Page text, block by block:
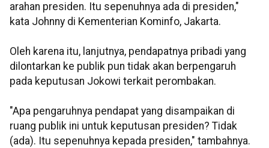
arahan presiden. Itu sepenuhnya ada di presiden,"
kata Johnny di Kementerian Kominfo, Jakarta.
Oleh karena itu, lanjutnya, pendapatnya pribadi yang
dilontarkan ke publik pun tidak akan berpengaruh
pada keputusan Jokowi terkait perombakan.
"Apa pengaruhnya pendapat yang disampaikan di
ruang publik ini untuk keputusan presiden? Tidak
(ada). Itu sepenuhnya kepada presiden," tambahnya.